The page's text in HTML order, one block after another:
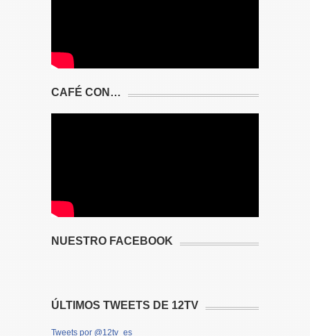
CAFÉ CON…
NUESTRO FACEBOOK
ÚLTIMOS TWEETS DE 12TV
Tweets por @12tv_es